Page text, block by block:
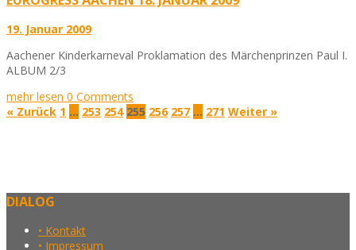
19. Januar 2009
Aachener Kinderkarneval Proklamation des Märchenprinzen Paul I.
ALBUM 2/3
mehr lesen 0 Comments
« Zurück 1 … 253 254 255 256 257 … 271 Weiter »
DIALOG
• Kontakt
• Impressum